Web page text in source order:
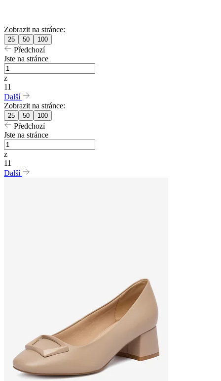
Zobrazit na stránce:
25 50 100
Předchozí
Jste na stránce
z
11
Další
Zobrazit na stránce:
25 50 100
Předchozí
Jste na stránce
z
11
Další